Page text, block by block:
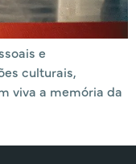
e
culturais,
viva a memória da